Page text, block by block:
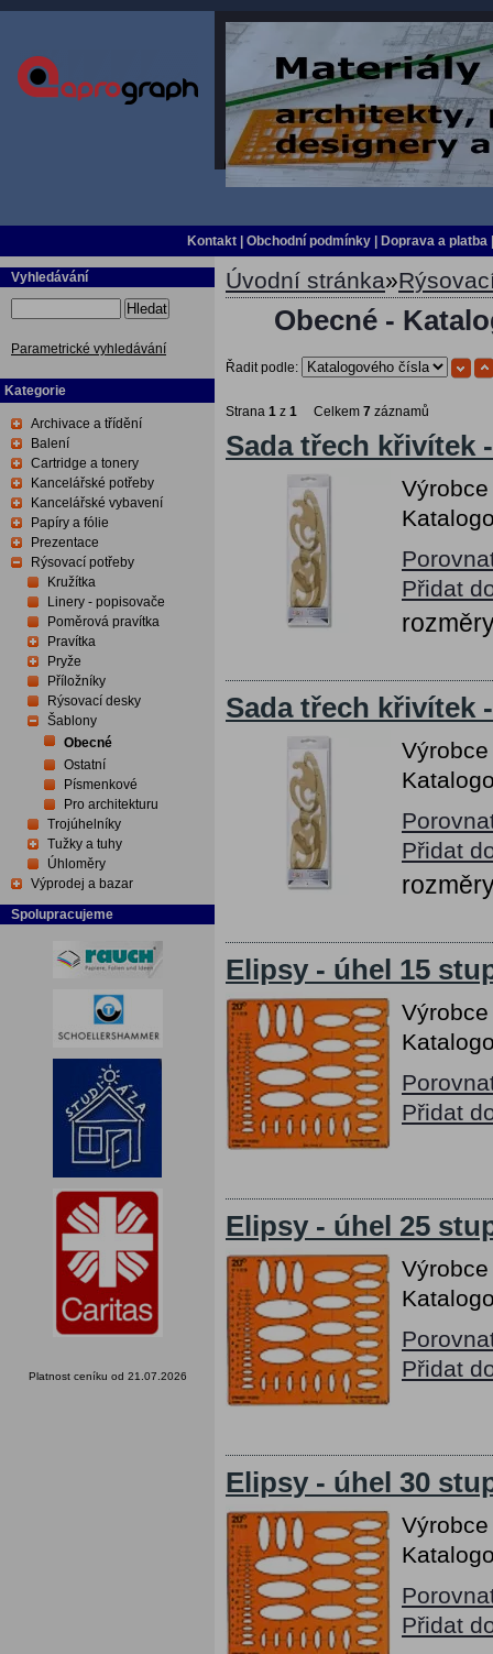
Kontakt Obchodní podmínky Doprava a platba
Vyhledávání
Hledat
Parametrické vyhledávání
Kategorie
Archivace a třídění
Balení
Cartridge a tonery
Kancelářské potřeby
Kancelářské vybavení
Papíry a fólie
Prezentace
Rýsovací potřeby
Kružítka
Linery - popisovače
Poměrová pravítka
Pravítka
Pryže
Příložníky
Rýsovací desky
Šablony
Obecné
Ostatní
Písmenkové
Pro architekturu
Trojúhelníky
Tužky a tuhy
Úhloměry
Výprodej a bazar
Spolupracujeme
Platnost ceníku od 21.07.2026
Úvodní stránka»
Obecné -
Řadit podle:
Strana 1 z 1 Celkem 7 záznamů
Sada třech křivítek
Přidat
Sada třech křivítek
Přidat
Elipsy - úhel 15
Přidat
Elipsy - úhel 25
Přidat
Elipsy - úhel 30
Přidat